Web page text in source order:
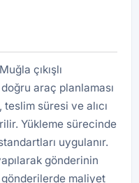
çıkışlı
araç planlaması
süresi ve alıcı
Yükleme sürecinde
uygulanır.
gönderinin
maliyet